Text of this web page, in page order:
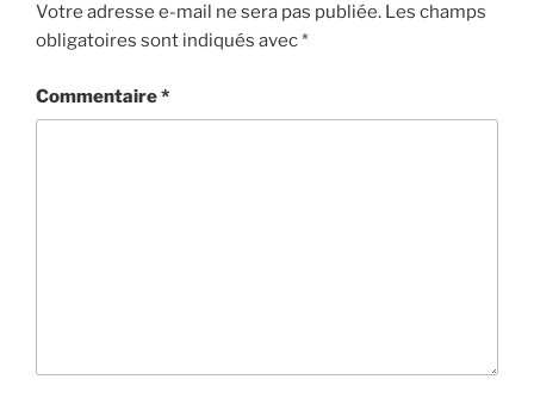
Votre adresse e-mail ne sera pas publiée. Les champs
obligatoires sont indiqués avec*
Commentaire*